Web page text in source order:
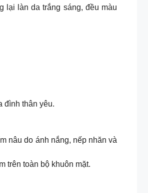
lại làn da trắng sáng, đều màu
đình thân yêu.
nâu do ánh nắng, nếp nhăn và
trên toàn bộ khuôn mặt.